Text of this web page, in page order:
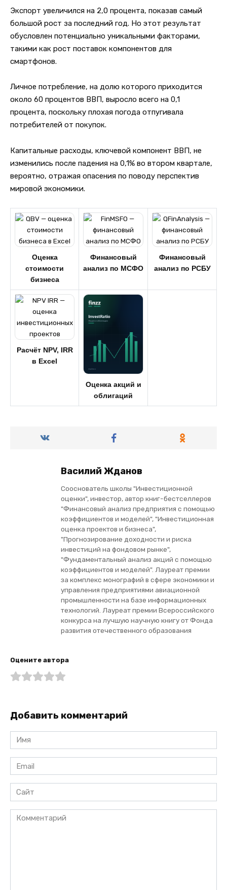
Экспорт увеличился на 2,0 процента, показав самый
большой рост за последний год. Но этот результат
обусловлен потенциально уникальными факторами,
такими как рост поставок компонентов для
смартфонов.
Личное потребление, на долю которого приходится
около 60 процентов ВВП, выросло всего на 0,1
процента, поскольку плохая погода отпугивала
потребителей от покупок.
Капитальные расходы, ключевой компонент ВВП, не
изменились после падения на 0,1% во втором квартале,
вероятно, отражая опасения по поводу перспектив
мировой экономики.
Оценка
стоимости
бизнеса
Финансовый
анализ по МСФО
Финансовый
анализ по РСБУ
Расчёт NPV, IRR
в Excel
Оценка акций и
облигаций
Василий Жданов
Сооснователь школы "Инвестиционной
оценки", инвестор, автор книг-бестселлеров
"Финансовый анализ предприятия с помощью
коэффициентов и моделей", "Инвестиционная
оценка проектов и бизнеса",
"Прогнозирование доходности и риска
инвестиций на фондовом рынке",
"Фундаментальный анализ акций с помощью
коэффициентов и моделей". Лауреат премии
за комплекс монографий в сфере экономики и
управления предприятиями авиационной
промышленности на базе информационных
технологий. Лауреат премии Всероссийского
конкурса на лучшую научную книгу от Фонда
развития отечественного образования
Оцените автора
Добавить комментарий
Имя
*
Email
*
Сайт
Комментарий